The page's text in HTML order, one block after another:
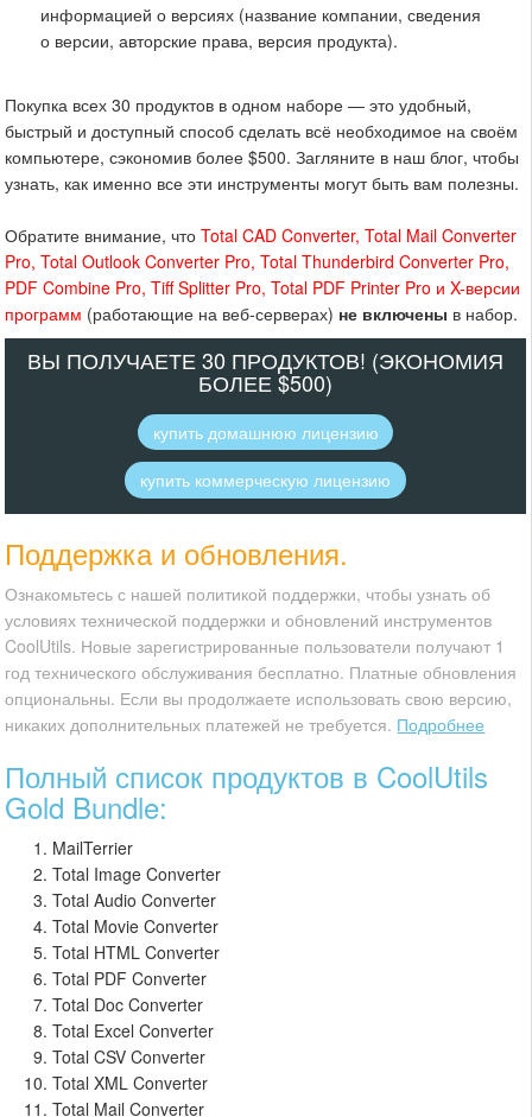
информацией о версиях (название компании, сведения
о версии, авторские права, версия продукта).
Покупка всех 30 продуктов в одном наборе — это удобный,
быстрый и доступный способ сделать всё необходимое на своём
компьютере, сэкономив более $500. Загляните в наш блог, чтобы
узнать, как именно все эти инструменты могут быть вам полезны.
Обратите внимание, чтоTotal CAD Converter, Total Mail Converter
Pro, Total Outlook Converter Pro, Total Thunderbird Converter Pro,
PDF Combine Pro, Tiff Splitter Pro, Total PDF Printer Pro и X-версии
программ (работающие на веб-серверах) не включены в набор.
ВЫ ПОЛУЧАЕТЕ 30 ПРОДУКТОВ! (ЭКОНОМИЯ
БОЛЕЕ $500)
купить домашнюю лицензию
купить коммерческую лицензию
Поддержка и обновления.
Ознакомьтесь с нашей политикой поддержки, чтобы узнать об
условиях технической поддержки и обновлений инструментов
CoolUtils. Новые зарегистрированные пользователи получают 1
год технического обслуживания бесплатно. Платные обновления
опциональны. Если вы продолжаете использовать свою версию,
никаких дополнительных платежей не требуется. Подробнее
Полный список продуктов в CoolUtils
Gold Bundle:
MailTerrier
Total Image Converter
Total Audio Converter
Total Movie Converter
Total HTML Converter
Total PDF Converter
Total Doc Converter
Total Excel Converter
Total CSV Converter
Total XML Converter
Total Mail Converter